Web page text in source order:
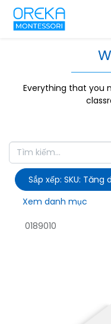
Everything that you
Sắp xếp: SKU: Tăng
Xem danh mục
0189010